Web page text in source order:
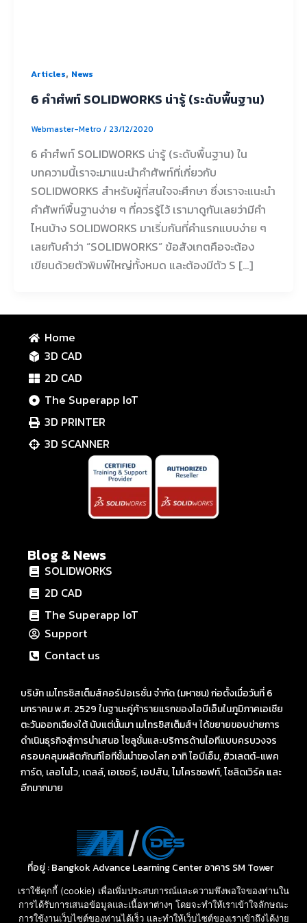
Articles, News
6 คำศํพท์ SOLIDWORKS น่ารู้ (ระดับพื้นฐาน)
Webmaster-Metro / 23/12/2020
6 คำศํพท์ SOLIDWORKS น่ารู้ (ระดับพื้นฐาน) ใน
บทความนี้เราจะมาแนะนำคำศัพท์ที่เกี่ยวกับ
SOLIDWORKS สำหรับผู้ที่สนใจจะศึกษา ซึ่งเราจะแนะนำ
คำศัพท์พื้นฐานง่าย ๆ ที่ควรรู้ไว้ เรามาดูกันเลยว่ามีคำ
ไหนบ้าง SOLIDWORKS มาเริ่มกันที่คำแรกแบบง่าย ๆ
เลยกับคำว่า “SOLIDWORKS” ข้อสังเกตคือจะต้อง
เขียนด้วยตัวพิมพ์ใหญ่ทั้งหมด และต้องมีตัว S […]
Home
3D CAD
2D CAD
The Superapp IoT
3D PRINTER
3D SCANNER
Blog & News
SOLIDWORKS
2D CAD
The Superapp IoT
Support
Contact us
บริษัท เมโทรซิสเต็มส์คอร์ปอเรชั่น จำกัด (มหาชน) ก่อตั้งเมื่อวันที่ 6
มกราคม พ.ศ. 2529 ในฐานะคู่ค้ารายแรกของไอบีเอ็มในภูมิภาคเอเชีย
ตะวันออกเฉียงใต้ นับแต่นั้นมา เมโทรซิสเต็มส์ฯ ได้ขยายขอบข่ายการ
ดำเนินธุรกิจสู่การนำเสนอ โซลูชั่นและบริการด้านไอทีแบบครบวงจร
ครอบคลุมผลิตภัณฑ์ไอทีชั้นนำของโลก อาทิ ไอบีเอ็ม, ฮิวเลตต์-แพค
การ์ด, เลอโนโว, เดลล์, เอเซอร์, เอปสัน, ไมโครซอฟท์, โซลิดเวิร์ค และ
อีกมากมาย
ที่อยู่ : Bangkok Advance Learning Center อาคาร SM Tower
ชั้น 16 ถนนพหลโยธิน พญาไท กรุงเทพ ฯ 10400
Call: 02-089-4145
E-mail: sales-des@metrosystems.co.th
เราใช้คุกกี้ (cookie) เพื่อเพิ่มประสบการณ์และความพึงพอใจของท่านใน
การได้รับการเสนอข้อมูลและเนื้อหาต่างๆ โดยจะทำให้เราเข้าใจลักษณะ
การใช้งานเว็บไซต์ของท่านได้เร็ว และทำให้เว็บไซต์ของเราเข้าถึงได้ง่าย